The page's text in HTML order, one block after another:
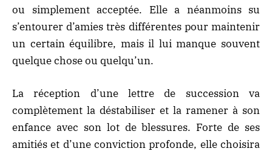
ou simplement acceptée. Elle a néanmoins su
s’entourer d’amies très différentes pour maintenir
un certain équilibre, mais il lui manque souvent
quelque chose ou quelqu’un.
La réception d’une lettre de succession va
complètement la déstabiliser et la ramener à son
enfance avec son lot de blessures. Forte de ses
amitiés et d’une conviction profonde, elle choisira